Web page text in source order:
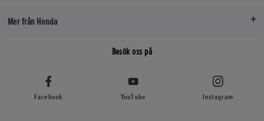
Mer från Honda
Besök oss på
Facebook YouTube Instagram